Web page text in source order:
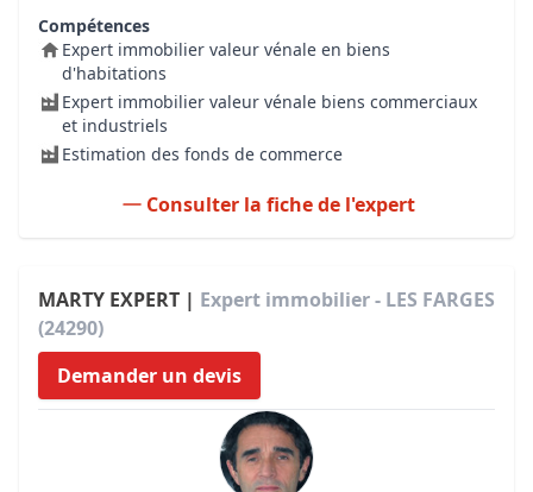
Compétences
Expert immobilier valeur vénale en biens
d'habitations
Expert immobilier valeur vénale biens commerciaux
et industriels
Estimation des fonds de commerce
Consulter la fiche de l'expert
MARTY EXPERT | Expert immobilier - LES FARGES
(24290)
Demander un devis